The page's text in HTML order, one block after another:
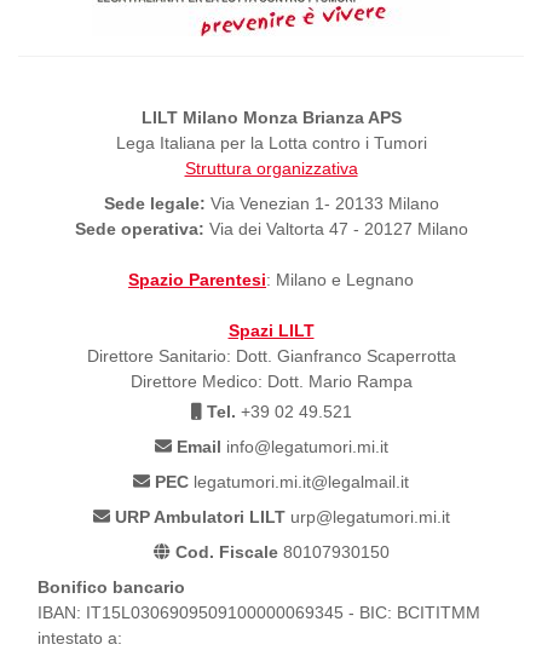
LILT Milano Monza Brianza APS
Lega Italiana per la Lotta contro i Tumori
Struttura organizzativa
Sede legale: Via Venezian 1- 20133 Milano
Sede operativa: Via dei Valtorta 47 - 20127 Milano
Spazio Parentesi: Milano e Legnano
Spazi LILT
Direttore Sanitario: Dott. Gianfranco Scaperrotta
Direttore Medico: Dott. Mario Rampa
Tel. +39 02 49.521
Email info@legatumori.mi.it
PEC legatumori.mi.it@legalmail.it
URP Ambulatori LILTurp@legatumori.mi.it
Cod. Fiscale80107930150
Bonifico bancario
IBAN: IT15L0306909509100000069345 - BIC: BCITITMM
intestato a: